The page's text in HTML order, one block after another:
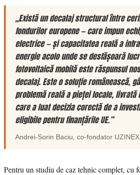
„Există un decalaj structural între
fondurilor europene — care impun
electrice — și capacitatea reală a
energie acolo unde se desfășoară
fotovoltaică mobilă este răspunsul
decalaj. Este o soluție românească,
problemă reală a pieței locale, livrată
care a luat decizia corectă de a
eligibile pentru finanțările UE.”
Andrei-Sorin Baciu, co-fondator UZINEX
Pentru un studiu de caz tehnic complet, cu